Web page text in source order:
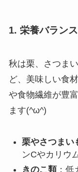
1. 栄養バラン
秋は栗、さつま
ど、美味しい食
や食物繊維が豊
ます(^ω^)
栗やさつまい
ンCやカリウ
きのこ類：低